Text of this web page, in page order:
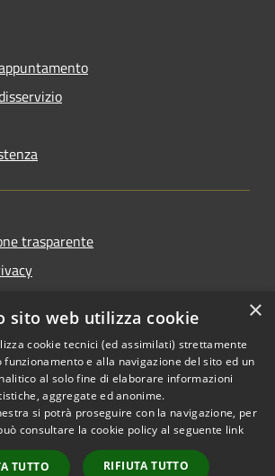
trasparente
di accessibilità
Copyright © 2026 • Comune di
Rivanazzano Terme • Powered
byMunicipium
Accesso
×
sito web utilizza cookie
cookie tecnici (ed assimilati) strettamente
e alla navigazione del sito ed un
al solo fine di elaborare informazioni
aggregate ed anonime.
si potrà proseguire con la navigazione, per
consultare la cookie policy al seguente link
TUTTO RIFIUTA TUTTO